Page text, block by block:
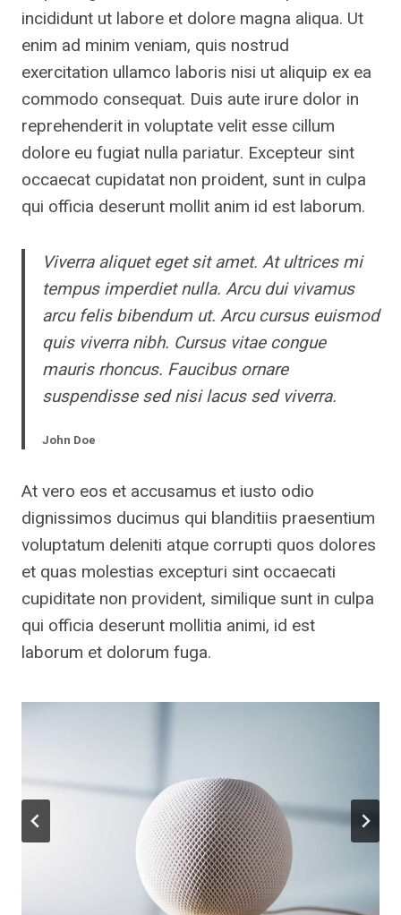
incididunt ut labore et dolore magna aliqua. Ut
enim ad minim veniam, quis nostrud
exercitation ullamco laboris nisi ut aliquip ex ea
commodo consequat. Duis aute irure dolor in
reprehenderit in voluptate velit esse cillum
dolore eu fugiat nulla pariatur. Excepteur sint
occaecat cupidatat non proident, sunt in culpa
qui officia deserunt mollit anim id est laborum.
Viverra aliquet eget sit amet. At ultrices mi
tempus imperdiet nulla. Arcu dui vivamus
arcu felis bibendum ut. Arcu cursus euismod
quis viverra nibh. Cursus vitae congue
mauris rhoncus. Faucibus ornare
suspendisse sed nisi lacus sed viverra.
John Doe
At vero eos et accusamus et iusto odio
dignissimos ducimus qui blanditiis praesentium
voluptatum deleniti atque corrupti quos dolores
et quas molestias excepturi sint occaecati
cupiditate non provident, similique sunt in culpa
qui officia deserunt mollitia animi, id est
laborum et dolorum fuga.